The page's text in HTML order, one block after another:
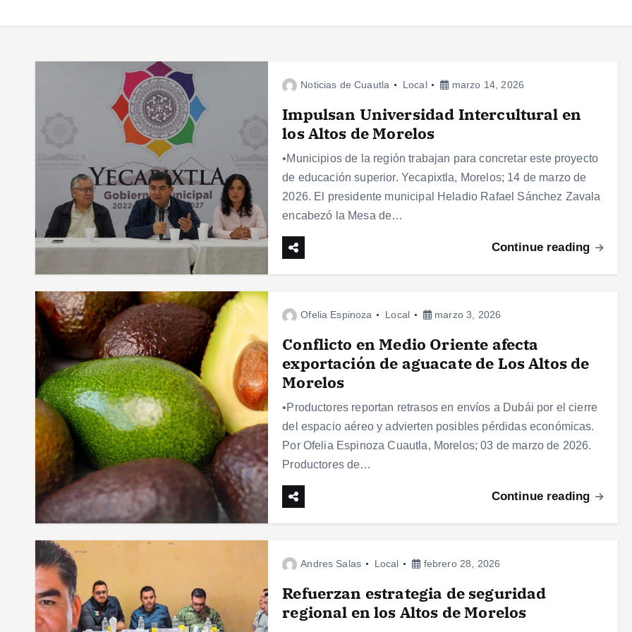
Noticias de Cuautla Local marzo 14, 2026
Impulsan Universidad Intercultural en
los Altos de Morelos
•Municipios de la región trabajan para concretar este proyecto
de educación superior. Yecapixtla, Morelos; 14 de marzo de
2026. El presidente municipal Heladio Rafael Sánchez Zavala
encabezó la Mesa de…
Continue reading
Ofelia Espinoza Local marzo 3, 2026
Conflicto en Medio Oriente afecta
exportación de aguacate de Los Altos de
Morelos
•Productores reportan retrasos en envíos a Dubái por el cierre
del espacio aéreo y advierten posibles pérdidas económicas.
Por Ofelia Espinoza Cuautla, Morelos; 03 de marzo de 2026.
Productores de…
Continue reading
Andres Salas Local febrero 28, 2026
Refuerzan estrategia de seguridad
regional en los Altos de Morelos